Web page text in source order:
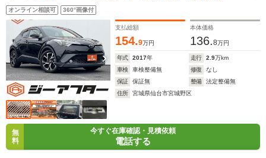
レーキ 純正ビルドインETC2.0 シートヒーター ハー
フレザーシート レーダークルーズコントロール
オンライン相談可 360°画像付
支払総額
154.9万円
本体価格
136.8万円
年式 2017年 走行 2.9万km
車検
車検整備無 修復
なし
保証
保証無 整備
法定整備無
住所
宮城県仙台市宮城野区
無
料
今すぐ在庫確認・見積依頼
電話する